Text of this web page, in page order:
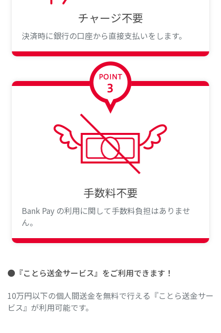
チャージ不要
決済時に銀行の口座から直接支払いをします。
手数料不要
Bank Pay の利用に関して手数料負担はありませ
ん。
●『ことら送金サービス』をご利用できます！
10万円以下の個人間送金を無料で行える『ことら送金サー
ビス』が利用可能です。